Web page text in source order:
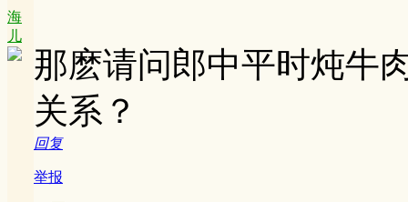
海
儿
那麽请问郎中平时炖牛
关系？
回复
举报